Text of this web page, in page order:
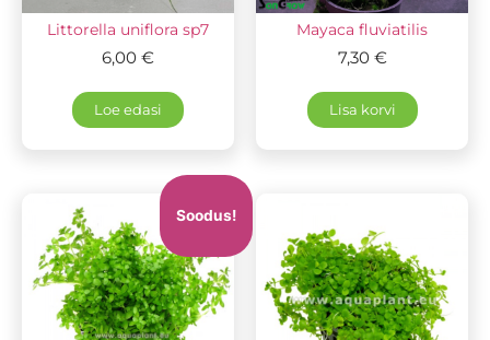
Littorella uniflora sp7
6,00 €
Loe edasi
Mayaca fluviatilis
7,30 €
Lisa korvi
Soodus!